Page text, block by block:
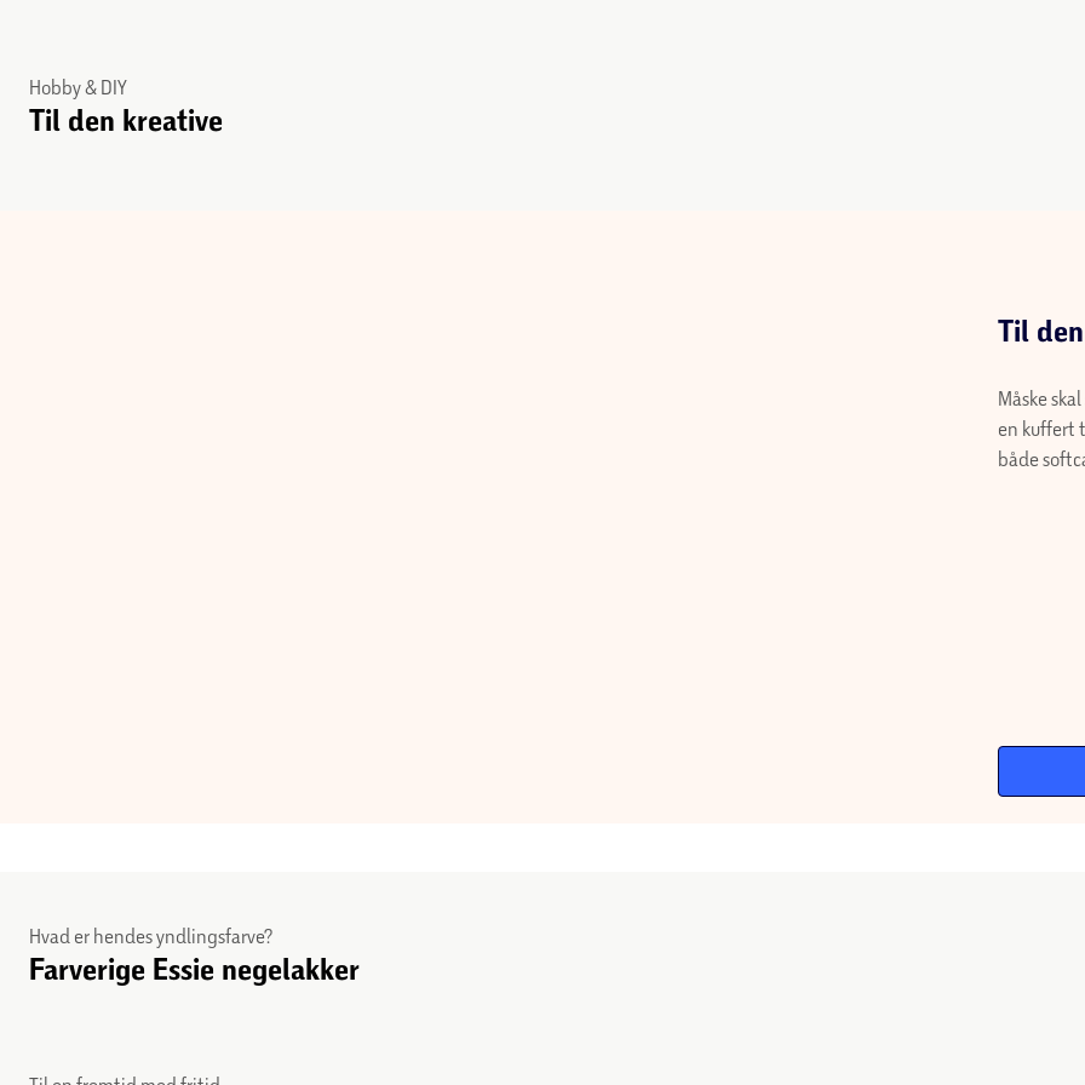
Hobby & DIY
Til den kreative
Til
Måske
I så fald
udvalg
Hvad er hendes yndlingsfarve?
Farverige Essie negelakker